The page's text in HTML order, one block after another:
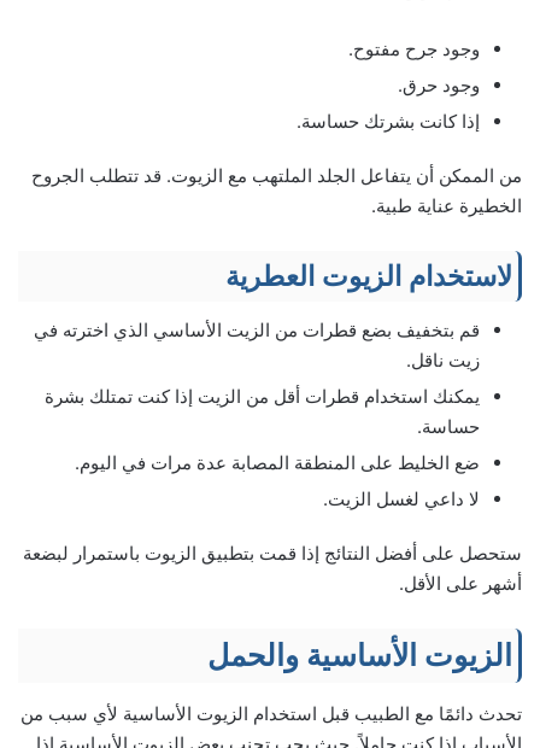
وجود جرح مفتوح.
وجود حرق.
إذا كانت بشرتك حساسة.
من الممكن أن يتفاعل الجلد الملتهب مع الزيوت. قد تتطلب الجروح
الخطيرة عناية طبية.
لاستخدام الزيوت العطرية
قم بتخفيف بضع قطرات من الزيت الأساسي الذي اخترته في
زيت ناقل.
يمكنك استخدام قطرات أقل من الزيت إذا كنت تمتلك بشرة
حساسة.
ضع الخليط على المنطقة المصابة عدة مرات في اليوم.
لا داعي لغسل الزيت.
ستحصل على أفضل النتائج إذا قمت بتطبيق الزيوت باستمرار لبضعة
أشهر على الأقل.
الزيوت الأساسية والحمل
تحدث دائمًا مع الطبيب قبل استخدام الزيوت الأساسية لأي سبب من